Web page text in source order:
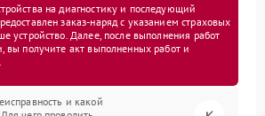
на диагностику и последующий
заказ-наряд с указанием страховых
устройство. Далее, после выполнения работ
вы получите акт выполненных работ и
и какой